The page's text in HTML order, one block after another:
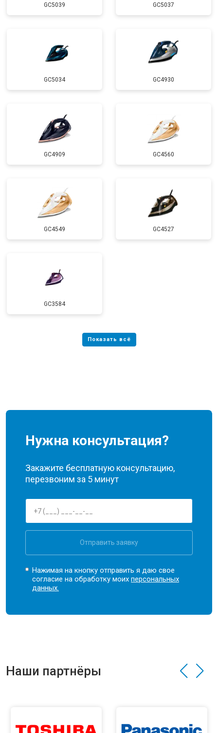
GC5039 GC5037
GC5034 GC4930
GC4909 GC4560
GC4549 GC4527
GC3584
Нужна консультация?
Закажите бесплатную консультацию,
перезвоним за 5 минут
Отправить заявку
Нажимая на кнопку отправить я даю свое
согласие на обработку моихперсональных
данных.
Наши партнёры